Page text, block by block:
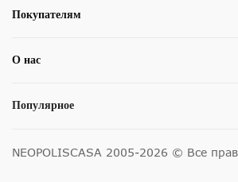
Покупателям
О нас
Популярное
NEOPOLISCASA 2005-2026 © Все